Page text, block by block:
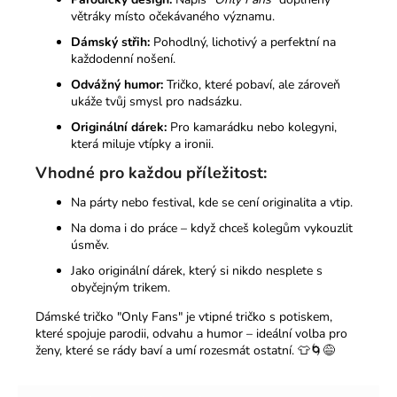
větráky místo očekávaného významu.
Dámský střih: Pohodlný, lichotivý a perfektní na
každodenní nošení.
Odvážný humor: Tričko, které pobaví, ale zároveň
ukáže tvůj smysl pro nadsázku.
Originální dárek: Pro kamarádku nebo kolegyni,
která miluje vtípky a ironii.
Vhodné pro každou příležitost:
Na párty nebo festival, kde se cení originalita a vtip.
Na doma i do práce – když chceš kolegům vykouzlit
úsměv.
Jako originální dárek, který si nikdo nesplete s
obyčejným trikem.
Dámské tričko "Only Fans" je vtipné tričko s potiskem,
které spojuje parodii, odvahu a humor – ideální volba pro
ženy, které se rády baví a umí rozesmát ostatní. 👕🌀😅